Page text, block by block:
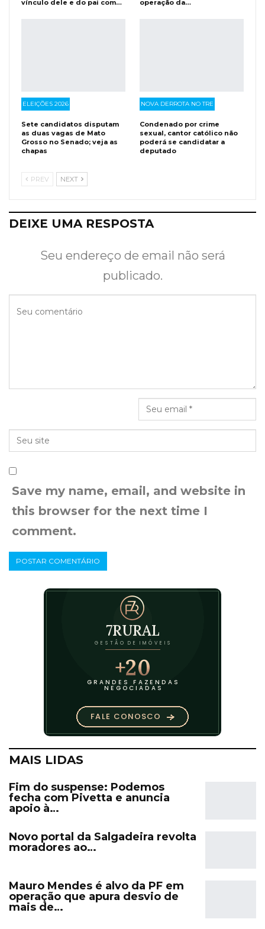
vínculo dele e do pai com… operação da…
ELEIÇÕES 2026
Sete candidatos disputam
as duas vagas de Mato
Grosso no Senado; veja as
chapas
NOVA DERROTA NO TRE
Condenado por crime
sexual, cantor católico não
poderá se candidatar a
deputado
PREV NEXT
DEIXE UMA RESPOSTA
Seu endereço de email não será
publicado.
Save my name, email, and website in
this browser for the next time I
comment.
MAIS LIDAS
Fim do suspense: Podemos
fecha com Pivetta e anuncia
apoio à…
Novo portal da Salgadeira revolta
moradores ao…
Mauro Mendes é alvo da PF em
operação que apura desvio de
mais de…